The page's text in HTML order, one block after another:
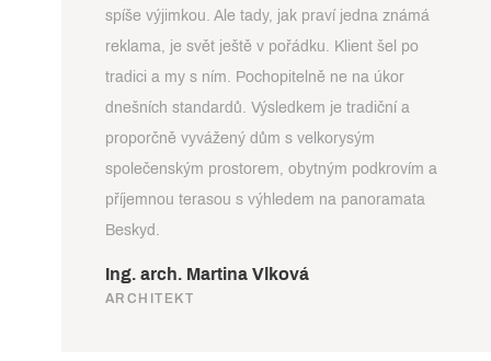
spíše výjimkou. Ale tady, jak praví jedna známá
reklama, je svět ještě v pořádku. Klient šel po
tradici a my s ním. Pochopitelně ne na úkor
dnešních standardů. Výsledkem je tradiční a
proporčně vyvážený dům s velkorysým
společenským prostorem, obytným podkrovím a
příjemnou terasou s výhledem na panoramata
Beskyd.
Ing. arch. Martina Vlková
ARCHITEKT